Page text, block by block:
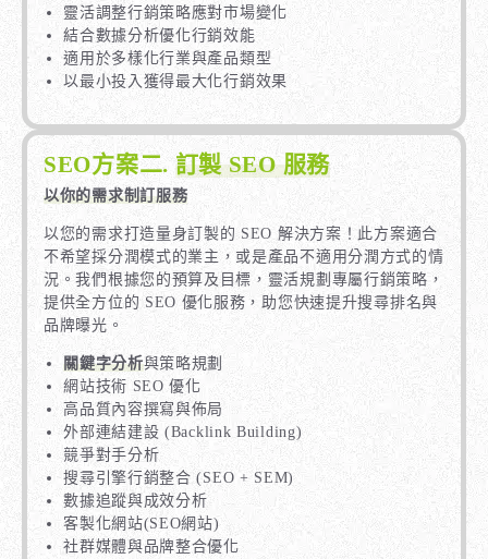
靈活調整行銷策略應對市場變化
結合數據分析優化行銷效能
適用於多樣化行業與產品類型
以最小投入獲得最大化行銷效果
SEO方案二. 訂製 SEO 服務
以你的需求制訂服務
以您的需求打造量身訂製的 SEO 解決方案！此方案適合
不希望採分潤模式的業主，或是產品不適用分潤方式的情
況。我們根據您的預算及目標，靈活規劃專屬行銷策略，
提供全方位的 SEO 優化服務，助您快速提升搜尋排名與
品牌曝光。
關鍵字分析與策略規劃
網站技術 SEO 優化
高品質內容撰寫與佈局
外部連結建設 (Backlink Building)
競爭對手分析
搜尋引擎行銷整合 (SEO + SEM)
數據追蹤與成效分析
客製化網站(SEO網站)
社群媒體與品牌整合優化